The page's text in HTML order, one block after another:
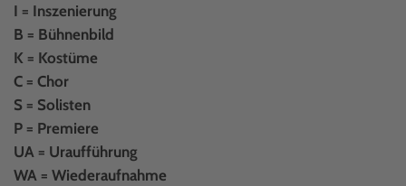
I = Inszenierung
B = Bühnenbild
K = Kostüme
C = Chor
S = Solisten
P = Premiere
UA = Uraufführung
WA = Wiederaufnahme